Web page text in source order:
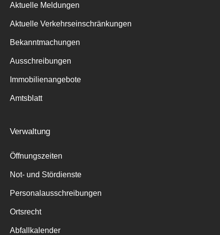
Aktuelle Meldungen
Aktuelle Verkehrseinschränkungen
Bekanntmachungen
Ausschreibungen
Immobilienangebote
Amtsblatt
Verwaltung
Öffnungszeiten
Not- und Stördienste
Personalausschreibungen
Ortsrecht
Abfallkalender